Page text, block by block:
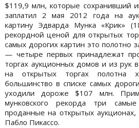
$119,9 млн, которые сохранивший
заплатил 2 мая 2012 года на
картину Эдварда Мунка «Крик»
рекордной ценой для открытых
самых дорогих картин это полотно
— четыре первых принадлежат
торгах аукционных домов и из рук
на открытых торгах полотна
большинство в списке самых
уходили дороже $107 млн.
мунковского рекорда три
проданные на открытых аукционах,
Пабло Пикассо.